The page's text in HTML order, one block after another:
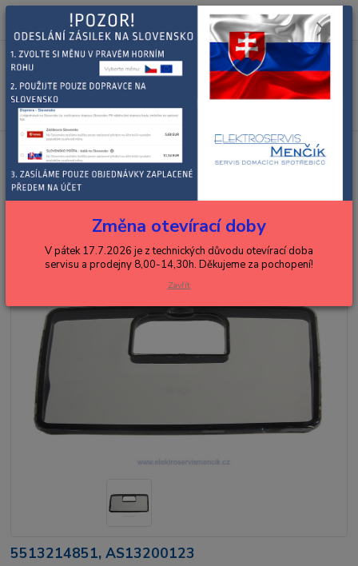
Menu
+420 602 288 130
(Po-Pá, 8-15 hod.)
0ks
za0,00 Kč
DELONGHI
DELONGHI víko
násypky kávovaru
DELONGHI víko násypky
kávovaru
5513214851, AS13200123
Změna otevírací doby
V pátek 17.7.2026 je z technických důvodu otevírací doba
servisu a prodejny 8,00-14,30h. Děkujeme za pochopení!
Zavřít